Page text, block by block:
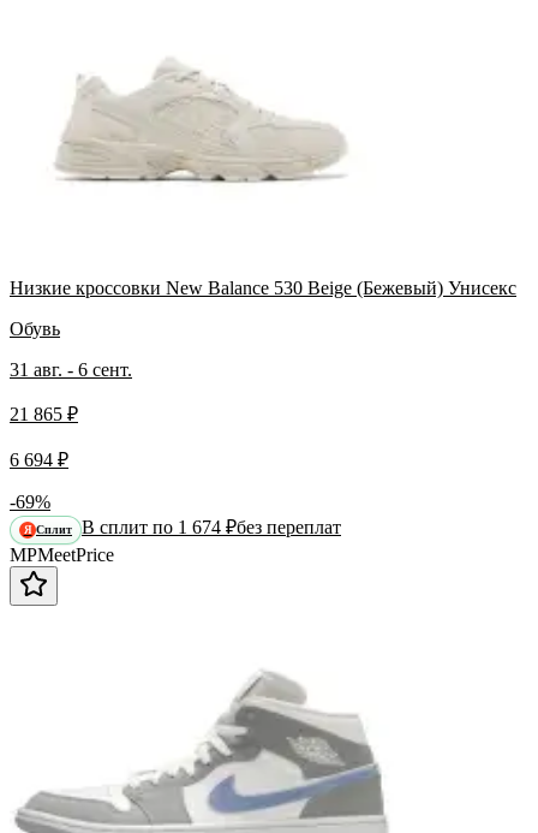
Низкие кроссовки New Balance 530 Beige (Бежевый) Унисекс
Обувь
31 авг. - 6 сент.
21 865 ₽
6 694 ₽
-69%
Я Сплит В сплит по 1 674 ₽без переплат
MPMeetPrice